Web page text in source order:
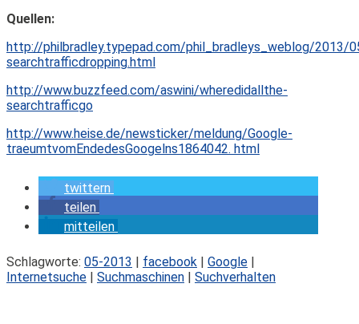
Quellen:
http://philbradley.typepad.com/phil_bradleys_weblog/2013/
search­traffic­dropping.html
http://www.buzzfeed.com/aswini/where­did­all­the­
search­traffic­go
http://www.heise.de/newsticker/meldung/Google­
traeumt­vom­Ende­des­Googelns­1864042. html
twittern
teilen
mitteilen
Schlagworte: 05-2013 facebook Google
Internetsuche
Suchmaschinen Suchverhalten